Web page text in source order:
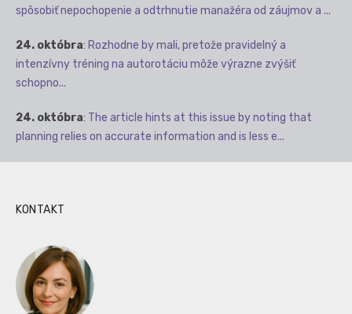
spôsobiť nepochopenie a odtrhnutie manažéra od záujmov a ...
24. októbra: Rozhodne by mali, pretože pravidelný a
intenzívny tréning na autorotáciu môže výrazne zvýšiť
schopno...
24. októbra: The article hints at this issue by noting that
planning relies on accurate information and is less e...
KONTAKT